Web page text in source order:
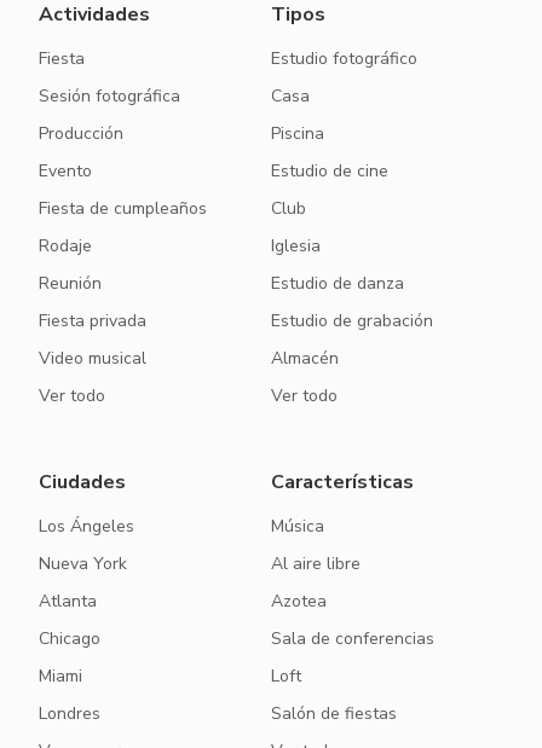
Actividades
Fiesta
Sesión fotográfica
Producción
Evento
Fiesta de cumpleaños
Rodaje
Reunión
Fiesta privada
Video musical
Ver todo
Tipos
Estudio fotográfico
Casa
Piscina
Estudio de cine
Club
Iglesia
Estudio de danza
Estudio de grabación
Almacén
Ver todo
Ciudades
Los Ángeles
Nueva York
Atlanta
Chicago
Miami
Londres
Características
Música
Al aire libre
Azotea
Sala de conferencias
Loft
Salón de fiestas